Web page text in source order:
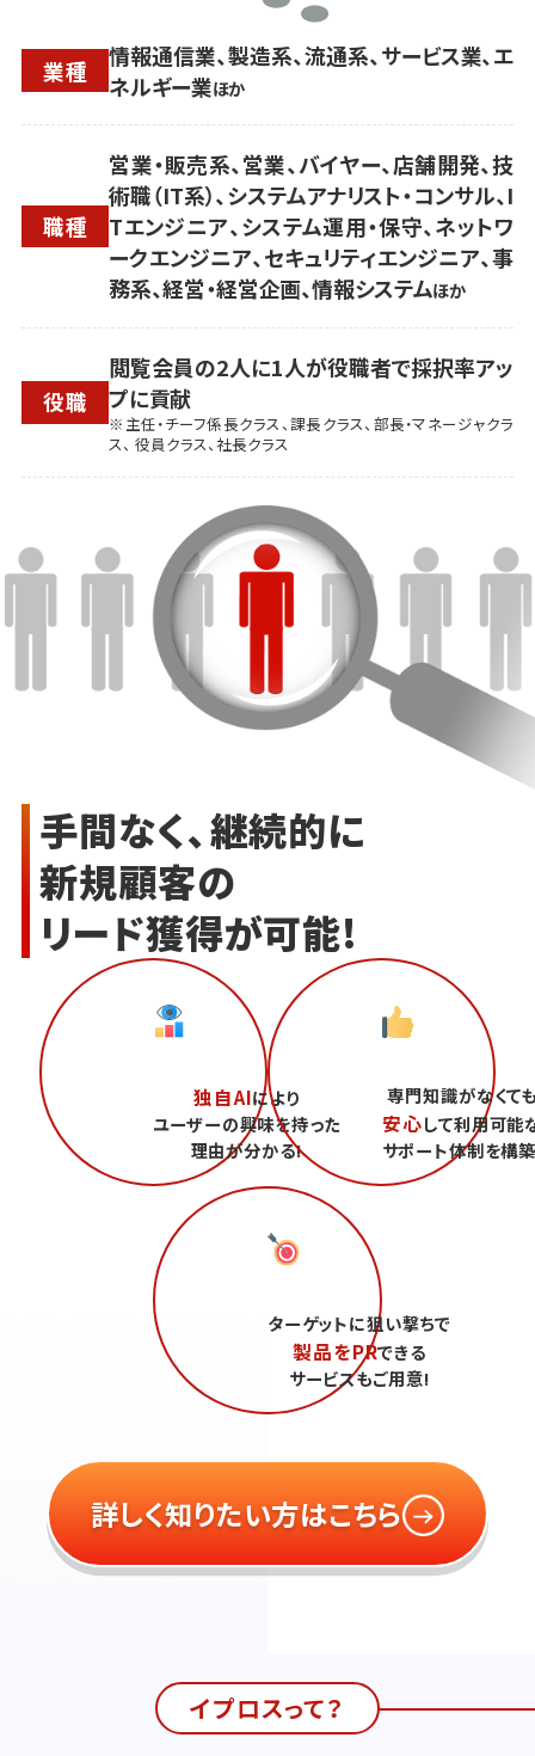
業種
情報通信業、製造系、流通系、サービス業、エ
ネルギー業ほか
職種
営業・販売系、営業、バイヤー、店舗開発、技
術職（IT系）、システムアナリスト・コンサル、I
Tエンジニア、システム運用・保守、ネットワ
ークエンジニア、セキュリティエンジニア、事
務系、経営・経営企画、情報システムほか
役職
閲覧会員の2人に1人が役職者で採択率アッ
プに貢献
※主任・チーフ係長クラス、課長クラス、部長・マネージャクラ
ス、 役員クラス、社長クラス
手間なく、継続的に
新規顧客の
リード獲得が可能!
独自AIにより
ユーザーの興味を持った
理由が分かる!
専門知識がなくて
安心して利用可能
サポート体制を構
ターゲットに狙い撃ちで
製品をPRできる
サービスもご用意!
詳しく知りたい方はこちら
イプロスって？